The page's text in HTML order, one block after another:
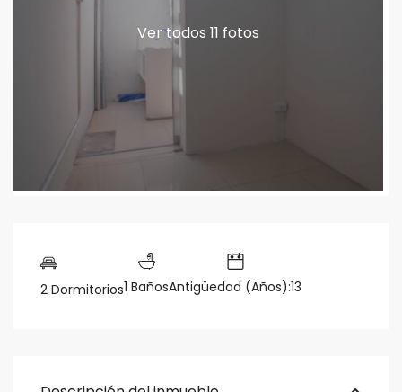
Ver todos 11 fotos
2 Dormitorios1 BañosAntigüedad (Años):13